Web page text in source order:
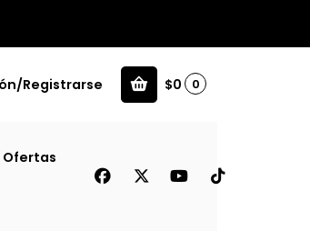
Registrarse $0 0
Ofertas